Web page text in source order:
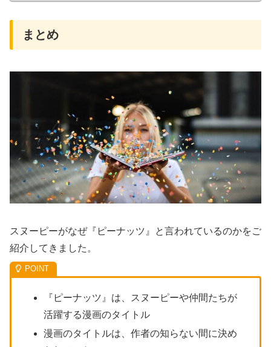
まとめ
スヌーピーがなぜ『ピーナッツ』と言われているのかをご
紹介してきました。
『ピーナッツ』は、スヌーピーや仲間たちが
活躍する漫画のタイトル
漫画のタイトルは、作者の知らない間に決め